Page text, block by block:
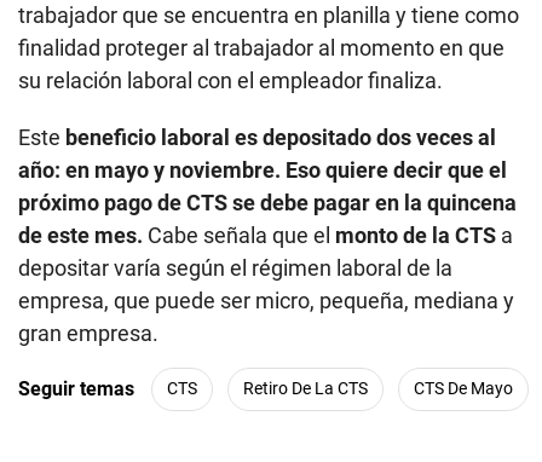
trabajador que se encuentra en planilla y tiene como
finalidad proteger al trabajador al momento en que
su relación laboral con el empleador finaliza.
Este beneficio laboral es depositado dos veces al
año: en mayo y noviembre. Eso quiere decir que el
próximo pago de CTS se debe pagar en la quincena
de este mes. Cabe señala que el monto de la CTS a
depositar varía según el régimen laboral de la
empresa, que puede ser micro, pequeña, mediana y
gran empresa.
Seguir temas CTS Retiro De La CTS CTS De Mayo